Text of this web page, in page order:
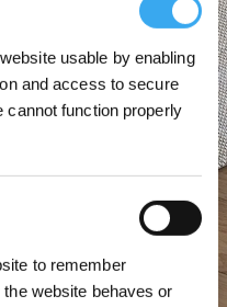
usable by enabling
and access to secure
cannot function properly
to remember
website behaves or